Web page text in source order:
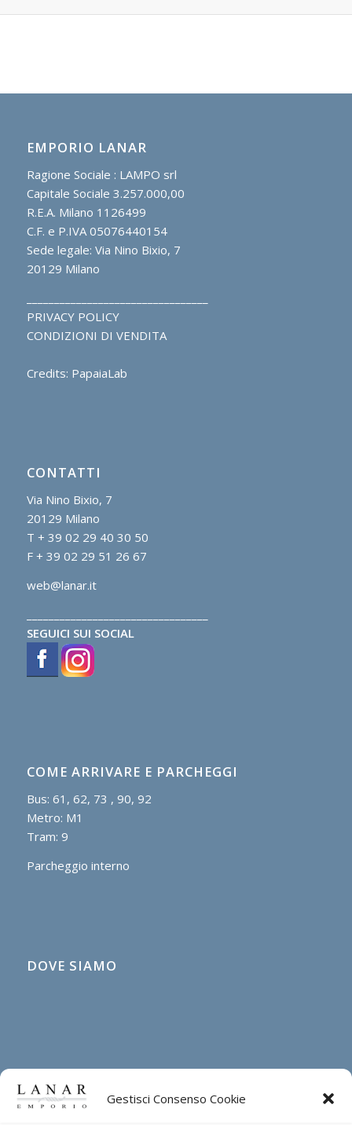
Gestisci Consenso Cookie
EMPORIO LANAR
Ragione Sociale : LAMPO srl
Capitale Sociale 3.257.000,00
R.E.A. Milano 1126499
C.F. e P.IVA 05076440154
Sede legale: Via Nino Bixio, 7
20129 Milano
PRIVACY POLICY
CONDIZIONI DI VENDITA
Credits: PapaiaLab
CONTATTI
Via Nino Bixio, 7
20129 Milano
T + 39 02 29 40 30 50
F + 39 02 29 51 26 67
web@lanar.it
SEGUICI SUI SOCIAL
COME ARRIVARE E PARCHEGGI
Bus: 61, 62, 73 , 90, 92
Metro: M1
Tram: 9
Parcheggio interno
DOVE SIAMO